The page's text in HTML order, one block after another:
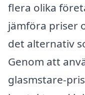
flera olika
jämföra priser
det alternativ
Genom att
glasmstare-